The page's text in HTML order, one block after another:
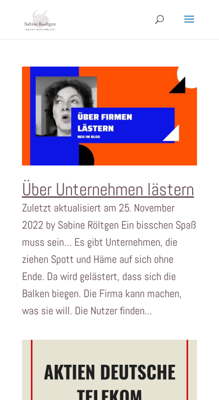
Über Unternehmen lästern
Zuletzt aktualisiert am 25. November
2022 by Sabine Röltgen Ein bisschen Spaß
muss sein… Es gibt Unternehmen, die
ziehen Spott und Häme auf sich ohne
Ende. Da wird gelästert, dass sich die
Balken biegen. Die Firma kann machen,
was sie will. Die Nutzer finden...